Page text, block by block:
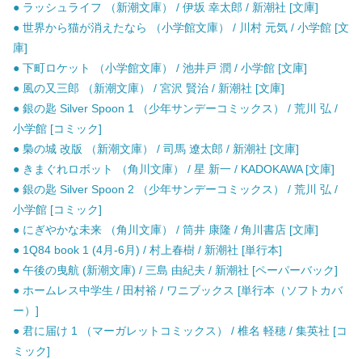
● ラッシュライフ （新潮文庫） / 伊坂 幸太郎 / 新潮社 [文庫]
● 世界から猫が消えたなら （小学館文庫） / 川村 元気 / 小学館 [文
庫]
● 下町ロケット （小学館文庫） / 池井戸 潤 / 小学館 [文庫]
● 風の又三郎 （新潮文庫） / 宮沢 賢治 / 新潮社 [文庫]
● 銀の匙 Silver Spoon 1 （少年サンデーコミックス） / 荒川 弘 /
小学館 [コミック]
● 梟の城 改版 （新潮文庫） / 司馬 遼太郎 / 新潮社 [文庫]
● きまぐれロボット （角川文庫） / 星 新一 / KADOKAWA [文庫]
● 銀の匙 Silver Spoon 2 （少年サンデーコミックス） / 荒川 弘 /
小学館 [コミック]
● にぎやかな未来 （角川文庫） / 筒井 康隆 / 角川書店 [文庫]
● 1Q84 book 1 (4月-6月) / 村上春樹 / 新潮社 [単行本]
● 午後の曳航 (新潮文庫) / 三島 由紀夫 / 新潮社 [ペーパーバック]
● ホームレス中学生 / 田村裕 / ワニブックス [単行本（ソフトカバ
ー）]
● 君に届け 1 （マーガレットコミックス） / 椎名 軽穂 / 集英社 [コ
ミック]